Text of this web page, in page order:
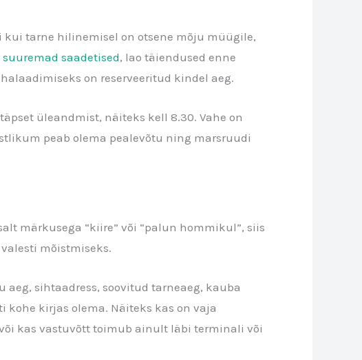
tarne hilinemisel on otsene mõju müügile,
saadetised, lao täiendused enne
on reserveeritud kindel aeg.
üleandmist, näiteks kell 8.30. Vahe on
peab olema pealevõtu ning marsruudi
märkusega “kiire” või “palun hommikul”, siis
mõistmiseks.
sihtaadress, soovitud tarneaeg, kauba
kirjas olema. Näiteks kas on vaja
kas vastuvõtt toimub ainult läbi terminali või